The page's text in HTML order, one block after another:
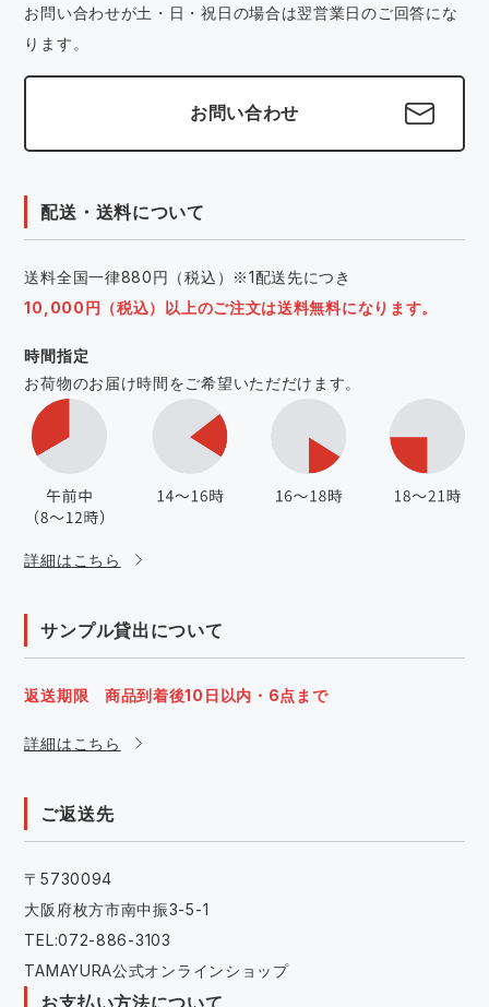
お問い合わせが土・日・祝日の場合は翌営業日のご回答にな
ります。
お問い合わせ
配送・送料について
送料全国一律880円（税込）※1配送先につき
10,000円（税込）以上のご注文は送料無料になります。
時間指定
お荷物のお届け時間をご希望いただだけます。
詳細はこちら
サンプル貸出について
返送期限 商品到着後10日以内・6点まで
詳細はこちら
ご返送先
〒5730094
大阪府枚方市南中振3-5-1
TEL:072-886-3103
TAMAYURA公式オンラインショップ
お支払い方法について